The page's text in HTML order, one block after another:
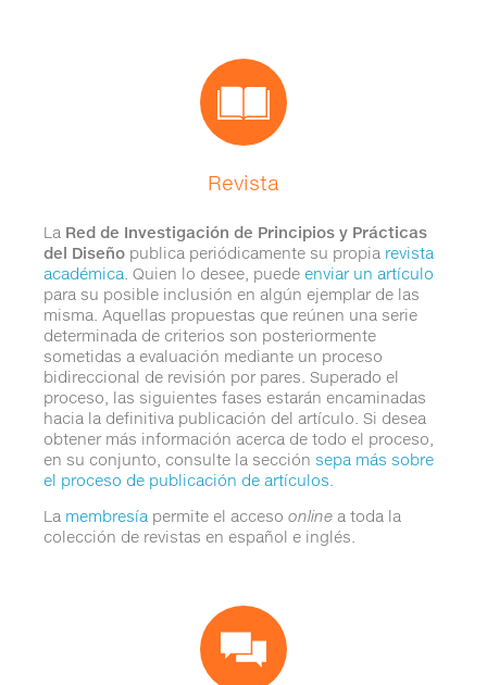
Revista
La Red de Investigación de Principios y Prácticas
del Diseño publica periódicamente su propia revista
académica . Quien lo desee, puede enviar un artículo
para su posible inclusión en algún ejemplar de las
misma. Aquellas propuestas que reúnen una serie
determinada de criterios son posteriormente
sometidas a evaluación mediante un proceso
bidireccional de revisión por pares. Superado el
proceso, las siguientes fases estarán encaminadas
hacia la definitiva publicación del artículo. Si desea
obtener más información acerca de todo el proceso,
en su conjunto, consulte la sección sepa más sobre
el proceso de publicación de artículos.
La membresía permite el acceso online a toda la
colección de revistas en español e inglés.